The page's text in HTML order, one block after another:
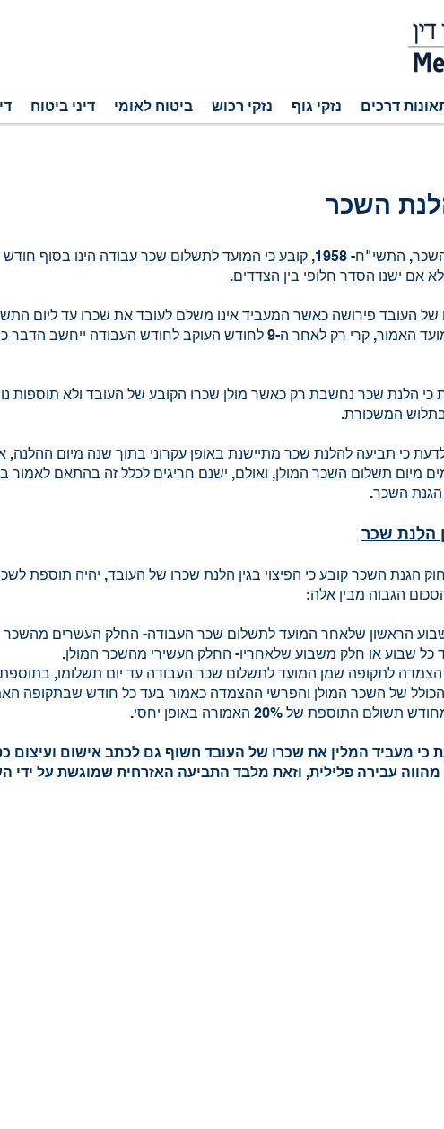
דרכים נזקי גוף נזקי רכוש ביטוח לאומי דיני ביטוח
השכר
חוק הגנת השכר, התשי"ח- 1958, קובע כי המועד לתשלום שכר עבודה הינו בסוף חודש
אם ישנו הסדר חלופי בין הצדדים.
של העובד פירושה כאשר המעביד אינו משלם לעובד את שכרו עד ליום
שלאחר המועד האמור, קרי רק לאחר ה-9 לחודש העוקב לחודש העבודה ייחשב
כי הלנת שכר נחשבת רק כאשר מולן שכרו הקובע של העובד ולא תוספות
המשכורת.
כי תביעה להלנת שכר מתיישנת באופן עקרוני בתוך שנה מיום ההלנה,
60 ימים מיום תשלום השכר המולן, ואולם, ישנם חריגים לכלל זה בהתאם לאמור
הלנת שכר
17 לחוק הגנת השכר קובע כי הפיצוי בגין הלנת שכרו של העובד, יהיה תוספת
הגבוה מבין אלה:
הראשון שלאחר המועד לתשלום שכר העבודה- החלק העשרים מהשכר
כל שבוע או חלק משבוע שלאחריו- החלק העשירי מהשכר המולן.
של השכר המולן והפרשי ההצמדה כאמור בעד כל חודש שבתקופה
התוספת של 20% האמורה באופן יחסי.
כי מעביד המלין את שכרו של העובד חשוף גם לכתב אישום ועיצום
עבירה פלילית, וזאת מלבד התביעה האזרחית שמוגשת על ידי